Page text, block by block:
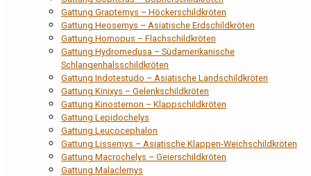
Gattung Graptemys – Höckerschildkröten
Gattung Heosemys – Asiatische Erdschildkröten
Gattung Homopus – Flachschildkröten
Gattung Hydromedusa – Südamerikanische
Schlangenhalsschildkröten
Gattung Indotestudo – Asiatische Landschildkröten
Gattung Kinixys – Gelenkschildkröten
Gattung Kinosternon – Klappschildkröten
Gattung Lepidochelys
Gattung Leucocephalon
Gattung Lissemys – Asiatische Klappen-Weichschildkröten
Gattung Macrochelys – Geierschildkröten
Gattung Malaclemys